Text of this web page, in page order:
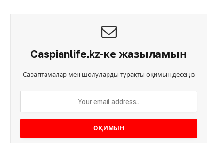
Caspianlife.kz-ке жазыламын
Сараптамалар мен шолуларды тұрақты оқимын десеңіз